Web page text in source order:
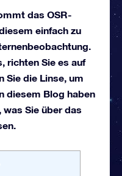
das OSR-
einfach zu
richten Sie es auf
Sie die Linse, um
diesem Blog haben
Sie über das